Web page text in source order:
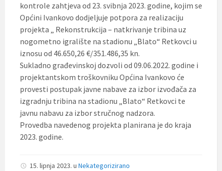
kontrole zahtjeva od 23. svibnja 2023. godine, kojim se
Općini Ivankovo dodjeljuje potpora za realizaciju
projekta „ Rekonstrukcija – natkrivanje tribina uz
nogometno igralište na stadionu „Blato“ Retkovci u
iznosu od 46.650,26 €/351.486,35 kn.
Sukladno građevinskoj dozvoli od 09.06.2022. godine i
projektantskom troškovniku Općina Ivankovo će
provesti postupak javne nabave za izbor izvođača za
izgradnju tribina na stadionu „Blato“ Retkovci te
javnu nabavu za izbor stručnog nadzora.
Provedba navedenog projekta planirana je do kraja
2023. godine.
15. lipnja 2023. u Nekategorizirano